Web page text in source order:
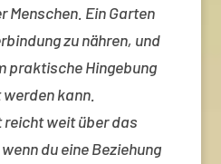
Menschen. Ein Garten
zu nähren, und
praktische Hingebung
kann.
reicht weit über das
du eine Beziehung